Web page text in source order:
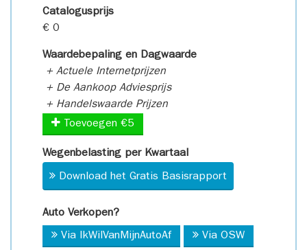
Catalogusprijs
€ 0
Waardebepaling en Dagwaarde
+ Actuele Internetprijzen
+ De Aankoop Adviesprijs
+ Handelswaarde Prijzen
Toevoegen €5
Wegenbelasting per Kwartaal
Download het Gratis Basisrapport
Auto Verkopen?
Via IkWilVanMijnAutoAf Via OSW